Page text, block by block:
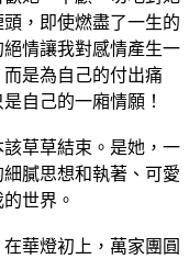
，即使燃盡了一生的
情讓我對感情產生一
是為自己的付出痛
自己的一廂情願！
草草結束。是她，一
膩思想和執著、可愛
世界。
華燈初上，萬家團圓